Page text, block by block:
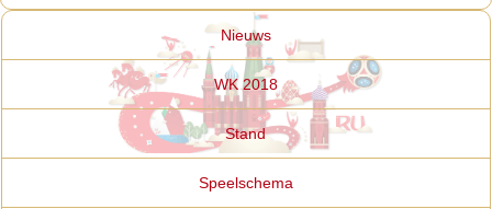
Nieuws
WK 2018
Stand
Speelschema